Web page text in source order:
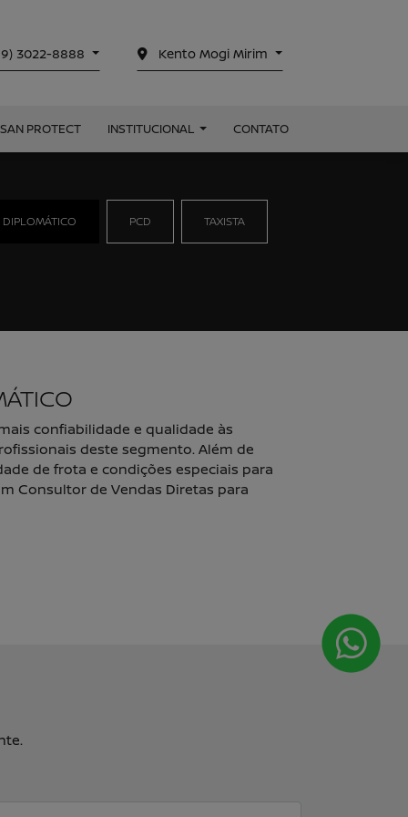
3022-8888 Kento Mogi Mirim
PROTECT INSTITUCIONAL CONTATO
PCD TAXISTA
confiabilidade e qualidade às
deste segmento. Além de
de frota e condições especiais para
Consultor de Vendas Diretas para